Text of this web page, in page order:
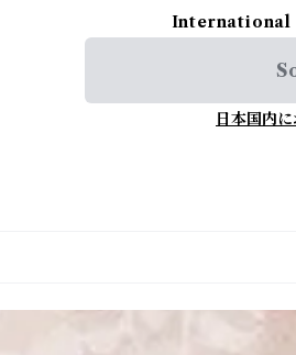
International
日本国内